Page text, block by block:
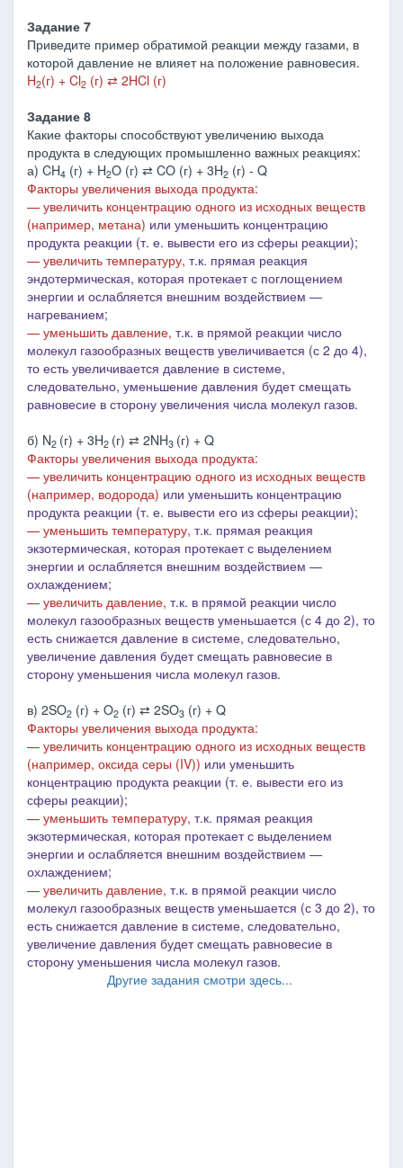
Задание 7
Приведите пример обратимой реакции между газами, в
которой давление не влияет на положение равновесия.
H2(г) + Cl2 (г) ⇄ 2HCl (г)
Задание 8
Какие факторы способствуют увеличению выхода
продукта в следующих промышленно важных реакциях:
а) CH4 (г) + H2O (г) ⇄ CO (г) + 3H2 (г) - Q
Факторы увеличения выхода продукта:
— увеличить концентрацию одного из исходных веществ
(например, метана) или уменьшить концентрацию
продукта реакции (т. е. вывести его из сферы реакции);
— увеличить температуру, т.к. прямая реакция
эндотермическая, которая протекает с поглощением
энергии и ослабляется внешним воздействием ―
нагреванием;
— уменьшить давление, т.к. в прямой реакции число
молекул газообразных веществ увеличивается (с 2 до 4),
то есть увеличивается давление в системе,
следовательно, уменьшение давления будет смещать
равновесие в сторону увеличения числа молекул газов.
б) N2 (г) + 3H2 (г) ⇄ 2NH3 (г) + Q
Факторы увеличения выхода продукта:
— увеличить концентрацию одного из исходных веществ
(например, водорода) или уменьшить концентрацию
продукта реакции (т. е. вывести его из сферы реакции);
— уменьшить температуру, т.к. прямая реакция
экзотермическая, которая протекает с выделением
энергии и ослабляется внешним воздействием ―
охлаждением;
— увеличить давление, т.к. в прямой реакции число
молекул газообразных веществ уменьшается (с 4 до 2), то
есть снижается давление в системе, следовательно,
увеличение давления будет смещать равновесие в
сторону уменьшения числа молекул газов.
в) 2SO2 (г) + O2 (г) ⇄ 2SO3 (г) + Q
Факторы увеличения выхода продукта:
— увеличить концентрацию одного из исходных веществ
(например, оксида серы (IV)) или уменьшить
концентрацию продукта реакции (т. е. вывести его из
сферы реакции);
— уменьшить температуру, т.к. прямая реакция
экзотермическая, которая протекает с выделением
энергии и ослабляется внешним воздействием ―
охлаждением;
— увеличить давление, т.к. в прямой реакции число
молекул газообразных веществ уменьшается (с 3 до 2), то
есть снижается давление в системе, следовательно,
увеличение давления будет смещать равновесие в
сторону уменьшения числа молекул газов.
Другие задания смотри здесь...